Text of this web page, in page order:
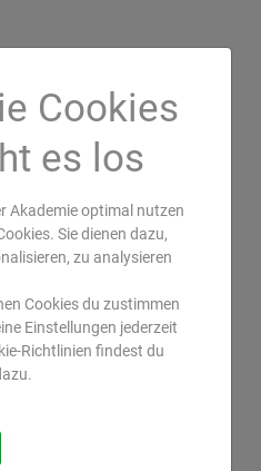
Ayurveda
Birstein
Ayurveda
Ayurveda
Cookies
es los
Akademie optimal nutzen
Sie dienen dazu,
zu analysieren
Cookies du zustimmen
Einstellungen jederzeit
Richtlinien findest du